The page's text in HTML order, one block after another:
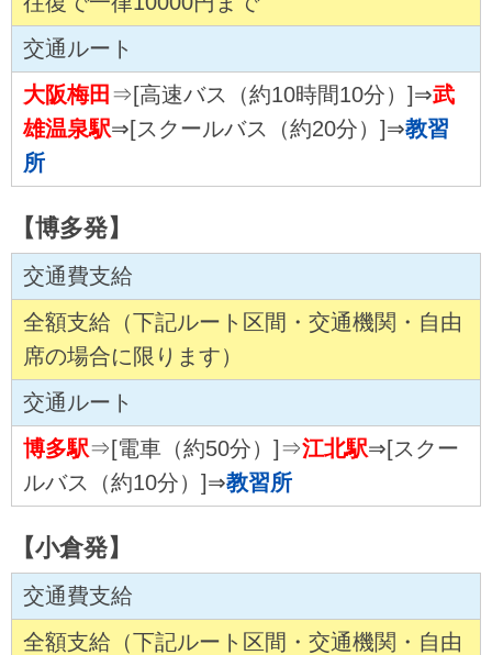
交通ルート
大阪梅田 ⇒[高速バス（約10時間10分）]⇒武
雄温泉駅⇒[スクールバス（約20分）]⇒教習
所
【博多発】
交通費支給
全額支給（下記ルート区間・交通機関・自由
席の場合に限ります）
交通ルート
博多駅⇒[電車（約50分）]⇒江北駅⇒[スクー
ルバス（約10分）]⇒教習所
【小倉発】
交通費支給
全額支給（下記ルート区間・交通機関・自由